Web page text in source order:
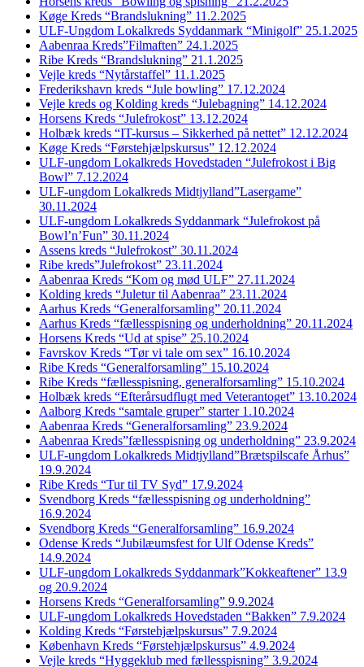
Køge Kreds “Brandslukning” 11.2.2025
ULF-Ungdom Lokalkreds Syddanmark “Minigolf” 25.1.2025
Aabenraa Kreds”Filmaften” 24.1.2025
Ribe Kreds “Brandslukning” 21.1.2025
Vejle kreds “Nytårstaffel” 11.1.2025
Frederikshavn kreds “Jule bowling” 17.12.2024
Vejle kreds og Kolding kreds “Julebagning” 14.12.2024
Horsens Kreds “Julefrokost” 13.12.2024
Holbæk kreds “IT-kursus – Sikkerhed på nettet” 12.12.2024
Køge Kreds “Førstehjælpskursus” 12.12.2024
ULF-ungdom Lokalkreds Hovedstaden “Julefrokost i Big
Bowl” 7.12.2024
ULF-ungdom Lokalkreds Midtjylland”Lasergame”
30.11.2024
ULF-ungdom Lokalkreds Syddanmark “Julefrokost på
Bowl’n’Fun” 30.11.2024
Assens kreds “Julefrokost” 30.11.2024
Ribe kreds”Julefrokost” 23.11.2024
Aabenraa Kreds “Kom og mød ULF” 27.11.2024
Kolding kreds “Juletur til Aabenraa” 23.11.2024
Aarhus Kreds “Generalforsamling” 20.11.2024
Aarhus Kreds “fællesspisning og underholdning” 20.11.2024
Horsens Kreds “Ud at spise” 25.10.2024
Favrskov Kreds “Tør vi tale om sex” 16.10.2024
Ribe Kreds “Generalforsamling” 15.10.2024
Ribe Kreds “fællesspisning, generalforsamling” 15.10.2024
Holbæk kreds “Efterårsudflugt med Veterantoget” 13.10.2024
Aalborg Kreds “samtale gruper” starter 1.10.2024
Aabenraa Kreds “Generalforsamling” 23.9.2024
Aabenraa Kreds”fællesspisning og underholdning” 23.9.2024
ULF-ungdom Lokalkreds Midtjylland”Brætspilscafe Århus”
19.9.2024
Ribe Kreds “Tur til TV Syd” 17.9.2024
Svendborg Kreds “fællesspisning og underholdning”
16.9.2024
Svendborg Kreds “Generalforsamling” 16.9.2024
Odense Kreds “Jubilæumsfest for Ulf Odense Kreds”
14.9.2024
ULF-ungdom Lokalkreds Syddanmark”Kokkeaftener” 13.9
og 20.9.2024
Horsens Kreds “Generalforsamling” 9.9.2024
ULF-ungdom Lokalkreds Hovedstaden “Bakken” 7.9.2024
Kolding Kreds “Førstehjælpskursus” 7.9.2024
København Kreds “Førstehjælpskursus” 4.9.2024
Vejle kreds “Hyggeklub med fællesspisning” 3.9.2024